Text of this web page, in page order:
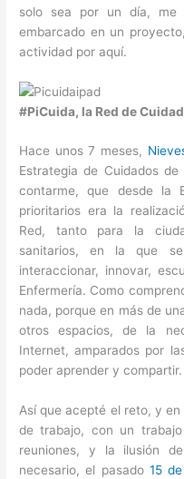
solo sea por un día, me
embarcado en un
actividad por aquí.
#PiCuida, la Red de
Hace unos 7 meses,
Estrategia de Cuidados
contarme, que desde la
prioritarios era la
Red, tanto para la
sanitarios, en la que se
interaccionar, innovar,
Enfermería. Como
nada, porque en más de
otros espacios, de la
Internet, amparados por
poder aprender y compartir.
Así que acepté el reto, y
de trabajo, con un
reuniones, y la ilusión
necesario, el pasado 15